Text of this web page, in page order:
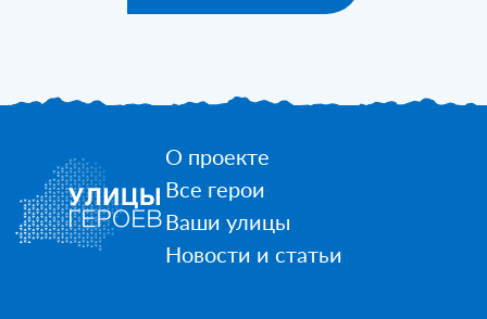
О проекте
Все герои
Ваши улицы
Новости и статьи